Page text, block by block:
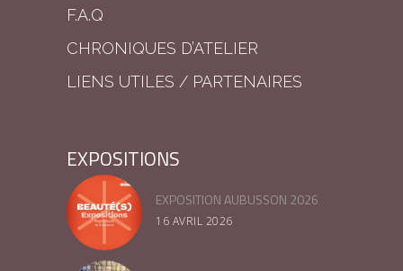
F.A.Q
CHRONIQUES D’ATELIER
LIENS UTILES / PARTENAIRES
EXPOSITIONS
EXPOSITION AUBUSSON 2026
16 AVRIL 2026